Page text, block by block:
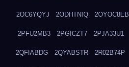
2OC6YQYJ 2ODHTNIQ 2OYOC8EB
2PFU2MB3 2PGICZT7 2PJA33U1
2QFIABDG 2QYABSTR 2R02B74P